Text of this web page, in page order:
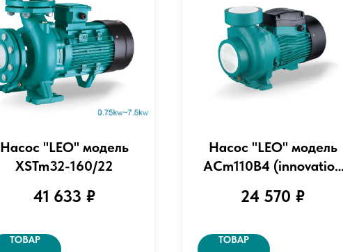
Насос "LEO" модель
XSTm32-160/22
41 633 ₽
ТОВАР
Насос "LEO" модель
ACm110B4 (innovation
24 570 ₽
ТОВАР